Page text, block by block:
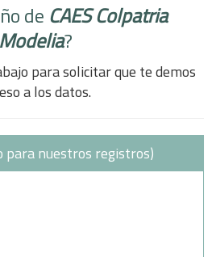
de CAES Colpatria
Modelia?
para solicitar que te demos
a los datos.
para nuestros registros)